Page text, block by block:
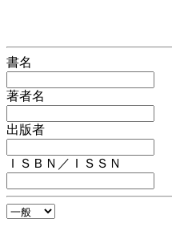
書名
著者名
出版者
ＩＳＢＮ／ＩＳＳＮ